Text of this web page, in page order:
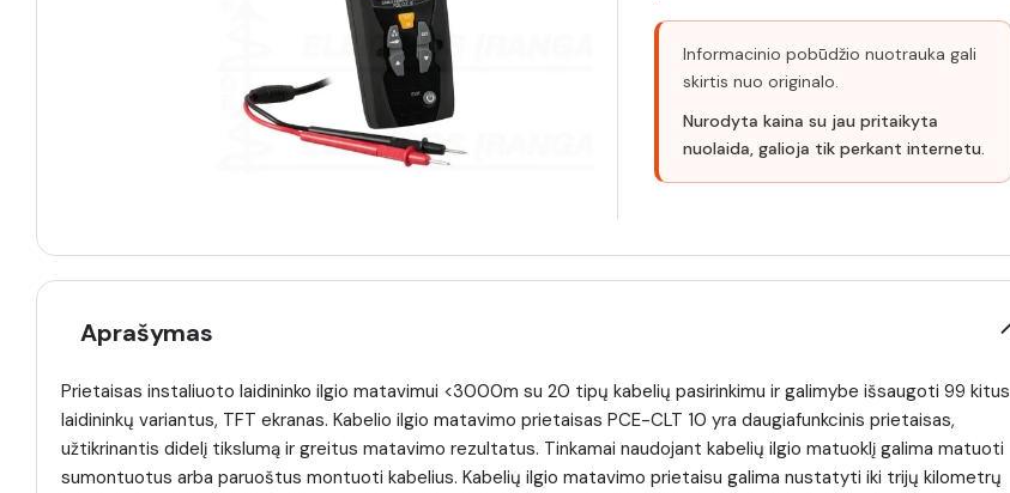
Informacinio pobūdžio nuotrauka gali
skirtis nuo originalo.
Nurodyta kaina su jau pritaikyta
nuolaida, galioja tik perkant internetu.
Aprašymas
Prietaisas instaliuoto laidininko ilgio matavimui <3000m su 20 tipų kabelių pasirinkimu ir galimybe išsaugoti 99 kitus
laidininkų variantus, TFT ekranas. Kabelio ilgio matavimo prietaisas PCE-CLT 10 yra daugiafunkcinis prietaisas,
užtikrinantis didelį tikslumą ir greitus matavimo rezultatus. Tinkamai naudojant kabelių ilgio matuoklį galima matuoti
sumontuotus arba paruoštus montuoti kabelius. Kabelių ilgio matavimo prietaisu galima nustatyti iki trijų kilometrų